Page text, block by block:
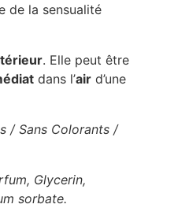
de la sensualité
. Elle peut être
dans l’air d’une
/ Sans Colorants /
Glycerin,
sorbate.